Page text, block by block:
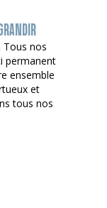
Tous nos
permanent
ensemble
et
tous nos